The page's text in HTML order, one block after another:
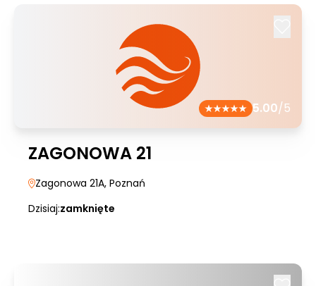
5.00/5
ZAGONOWA 21
Zagonowa 21A, Poznań
Dzisiaj:zamknięte